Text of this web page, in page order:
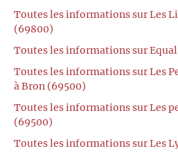
Toutes les informations sur Les
(69800)
Toutes les informations sur
Toutes les informations sur Les
à Bron (69500)
Toutes les informations sur Les
(69500)
Toutes les informations sur Les